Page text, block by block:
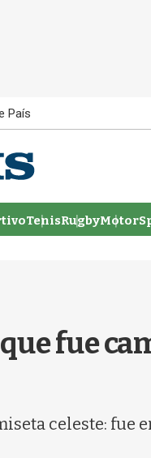
País
TenisRugby
fue
celeste: fue